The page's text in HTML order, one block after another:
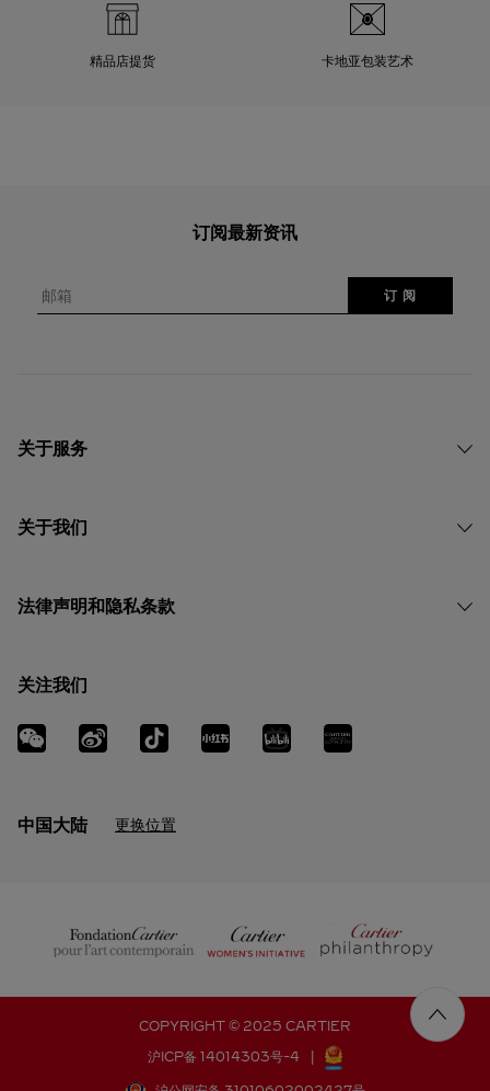
精品店提货 卡地亚包装艺术
订阅最新资讯
邮箱 订 阅
关于服务
关于我们
法律声明和隐私条款
关注我们
中国大陆 更换位置
COPYRIGHT © 2025 CARTIER
沪ICP备 14014303号-4